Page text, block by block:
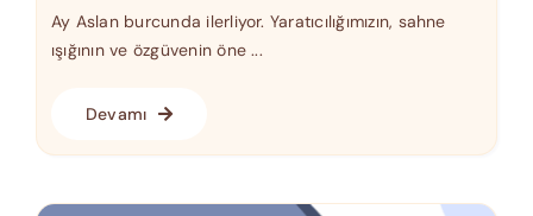
Ay Aslan burcunda ilerliyor. Yaratıcılığımızın, sahne
ışığının ve özgüvenin öne ...
Devamı